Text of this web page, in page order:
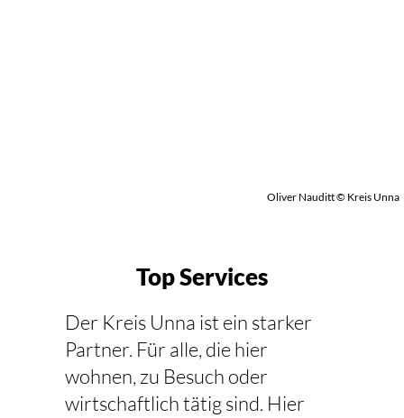
Oliver Nauditt © Kreis Unna
Top Services
Der Kreis Unna ist ein starker
Partner. Für alle, die hier
wohnen, zu Besuch oder
wirtschaftlich tätig sind. Hier